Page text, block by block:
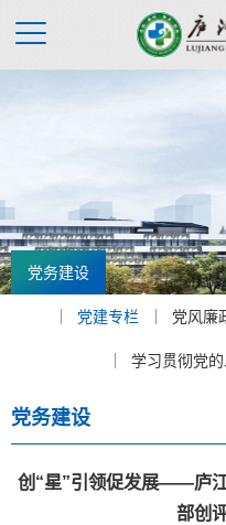
党务建设
党建专栏 党风廉
学习贯彻党
党务建设
创“星”引领促发展——庐
部创